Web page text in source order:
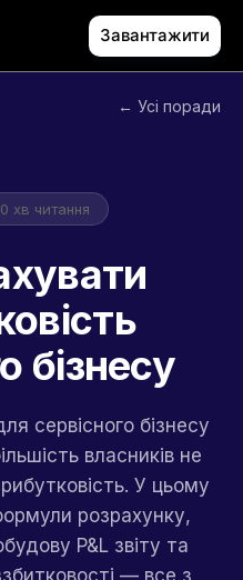
Завантажити
← Усі поради
хв читання
бізнесу
сервісного бізнесу
власників не
У цьому
розрахунку,
P&L звіту та
— все з